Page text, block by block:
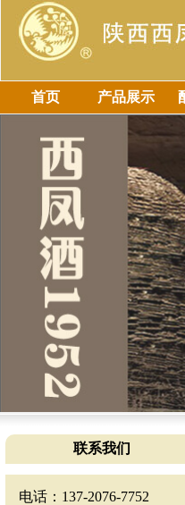
首页 产品展示
联系我们
电话：137-2076-7752